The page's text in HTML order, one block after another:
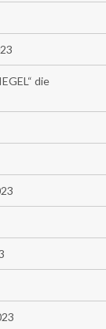
die